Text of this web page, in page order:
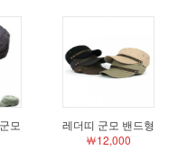
모
레더띠 군모 밴드형
￦12,000